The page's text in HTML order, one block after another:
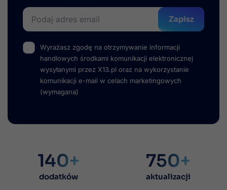
Zapisz
Wyrażasz zgodę na otrzymywanie informacji
handlowych środkami komunikacji elektronicznej
wysyłanymi przez X13.pl oraz na wykorzystanie
komunikacji e-mail w celach marketingowych
(wymagana)
140+
dodatków
750+
aktualizacji